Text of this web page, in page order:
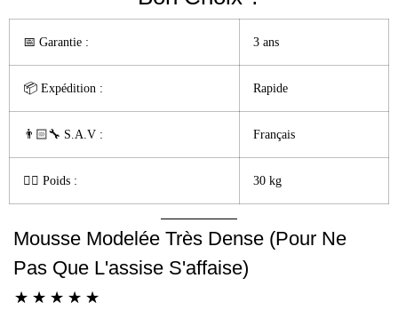
📅 Garantie :️ 3 ans
📦 Expédition : Rapide
👨🏻‍🔧 S.A.V : Français
🏋️‍♀️ Poids : 30 kg
Mousse Modelée Très Dense (pour Ne
Pas Que L'assise S'affaise)
☆ ☆ ☆ ☆ ☆